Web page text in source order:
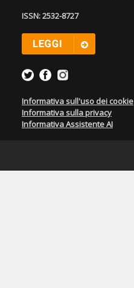
ISSN: 2532-8727
Informativa sull'uso dei cookie
Informativa sulla privacy
Informativa Assistente AI